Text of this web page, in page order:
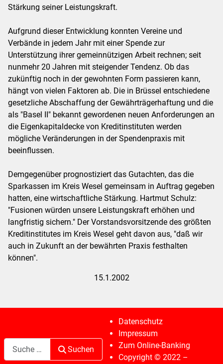
Stärkung seiner Leistungskraft.
Aufgrund dieser Entwicklung konnten Vereine und
Verbände in jedem Jahr mit einer Spende zur
Unterstützung ihrer gemeinnützigen Arbeit rechnen; seit
nunmehr 20 Jahren mit steigender Tendenz. Ob das
zukünftig noch in der gewohnten Form passieren kann,
hängt von vielen Faktoren ab. Die in Brüssel entschiedene
gesetzliche Abschaffung der Gewährträgerhaftung und die
als "Basel II" bekannt gewordenen neuen Anforderungen an
die Eigenkapitaldecke von Kreditinstituten werden
mögliche Veränderungen in der Spendenpraxis mit
beeinflussen.
Demgegenüber prognostiziert das Gutachten, das die
Sparkassen im Kreis Wesel gemeinsam in Auftrag gegeben
hatten, eine wirtschaftliche Stärkung. Hartmut Schulz:
"Fusionen würden unsere Leistungskraft erhöhen und
langfristig sichern." Der Vorstandsvorsitzende des größten
Kreditinstitutes im Kreis Wesel geht davon aus, "daß wir
auch in Zukunft an der bewährten Praxis festhalten
können".
15.1.2002
Suchen
Datenschutz
Impressum
Zum Online-Banking
Copyright © 2022 –